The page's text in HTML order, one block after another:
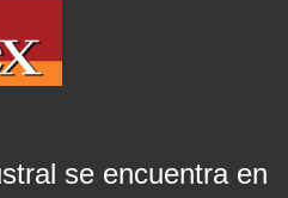
se encuentra en